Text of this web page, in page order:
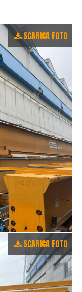
SCARICA FOTO
SCARICA FOTO